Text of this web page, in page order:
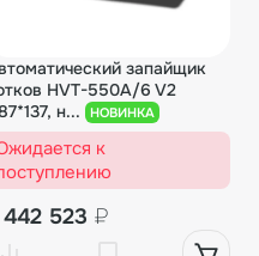
запайщик
HVT-550A/6 V2
н...
НОВИНКА
к
523 ₽